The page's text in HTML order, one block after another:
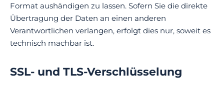
Format aushändigen zu lassen. Sofern Sie die direkte
Übertragung der Daten an einen anderen
Verantwortlichen verlangen, erfolgt dies nur, soweit es
technisch machbar ist.
SSL- und TLS-Verschlüsselung